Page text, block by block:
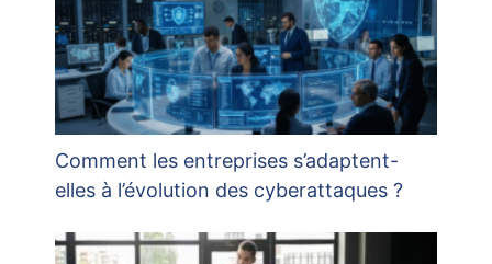
Comment les entreprises s’adaptent-
elles à l’évolution des cyberattaques ?